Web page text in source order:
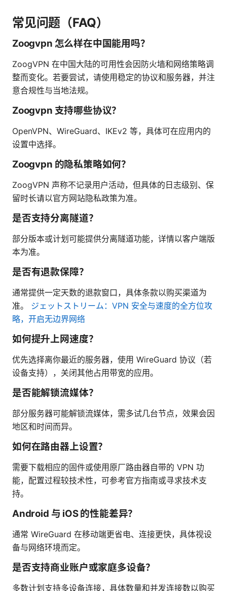
常见问题（FAQ）
Zoogvpn 怎么样在中国能用吗？
ZoogVPN 在中国大陆的可用性会因防火墙和网络策略调
整而变化。若要尝试，请使用稳定的协议和服务器，并注
意合规性与当地法规。
Zoogvpn 支持哪些协议？
OpenVPN、WireGuard、IKEv2 等，具体可在应用内的
设置中选择。
Zoogvpn 的隐私策略如何？
ZoogVPN 声称不记录用户活动，但具体的日志级别、保
留时长请以官方网站隐私政策为准。
是否支持分离隧道？
部分版本或计划可能提供分离隧道功能，详情以客户端版
本为准。
是否有退款保障？
通常提供一定天数的退款窗口，具体条款以购买渠道为
准。 ジェットストリーム：VPN 安全与速度的全方位攻
略，开启无边界网络
如何提升上网速度？
优先选择离你最近的服务器，使用 WireGuard 协议（若
设备支持），关闭其他占用带宽的应用。
是否能解锁流媒体？
部分服务器可能解锁流媒体，需多试几台节点，效果会因
地区和时间而异。
如何在路由器上设置？
需要下载相应的固件或使用原厂路由器自带的 VPN 功
能，配置过程较技术性，可参考官方指南或寻求技术支
持。
Android 与 iOS 的性能差异？
通常 WireGuard 在移动端更省电、连接更快，具体视设
备与网络环境而定。
是否支持商业账户或家庭多设备？
多数计划支持多设备连接，具体数量和并发连接数以购买